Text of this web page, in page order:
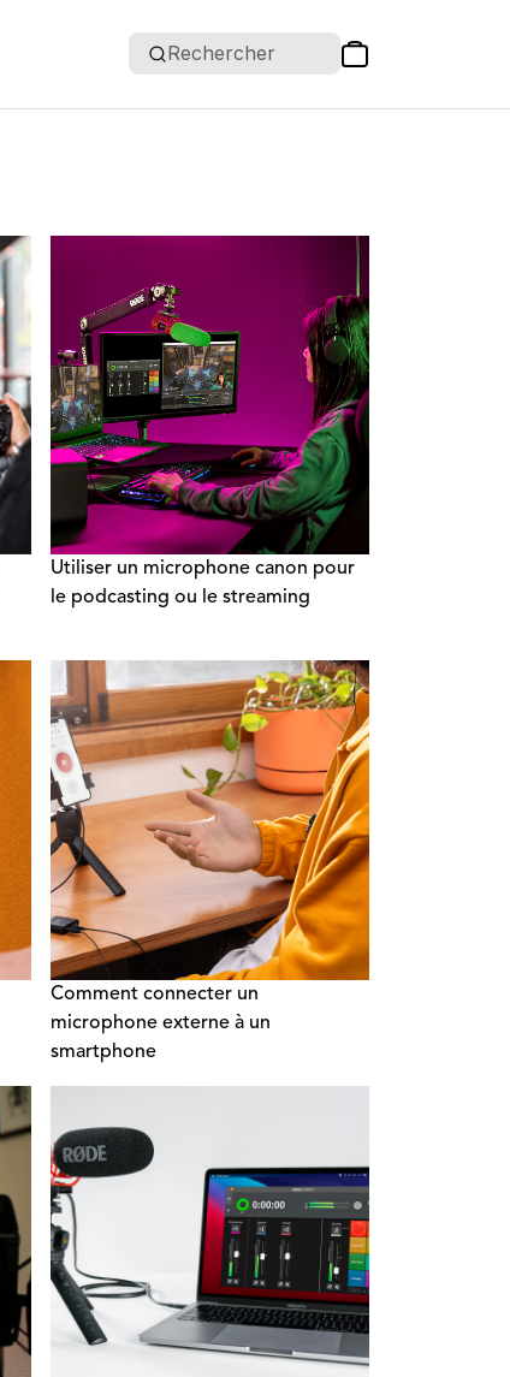
Rechercher
Utiliser un microphone canon pour
le podcasting ou le streaming
Comment connecter un
microphone externe à un
smartphone